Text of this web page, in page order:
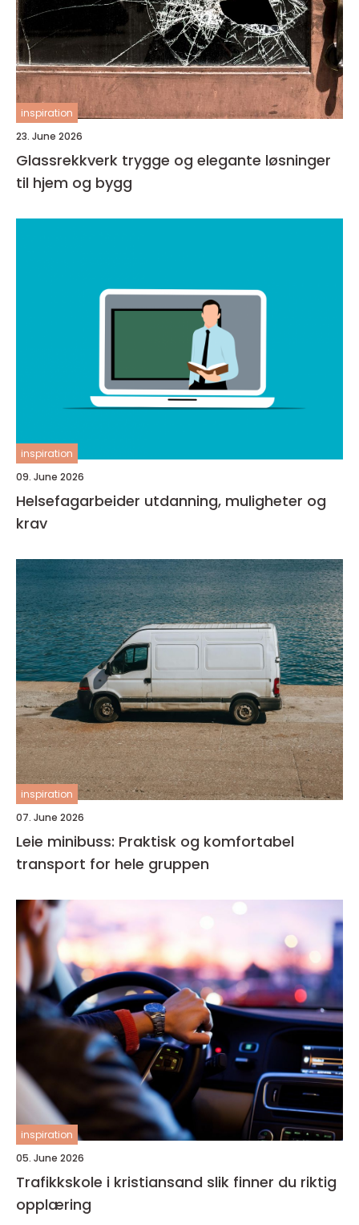
inspiration
23. June 2026
Glassrekkverk trygge og elegante løsninger
til hjem og bygg
inspiration
09. June 2026
Helsefagarbeider utdanning, muligheter og
krav
inspiration
07. June 2026
Leie minibuss: Praktisk og komfortabel
transport for hele gruppen
inspiration
05. June 2026
Trafikkskole i kristiansand slik finner du riktig
opplæring